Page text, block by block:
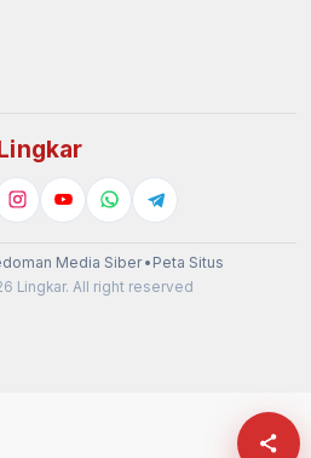
Media Siber• Peta Situs
Lingkar. All right reserved